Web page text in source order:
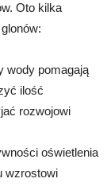
Oto kilka
wody pomagają
ilość
rozwojowi
oświetlenia
wzrostowi